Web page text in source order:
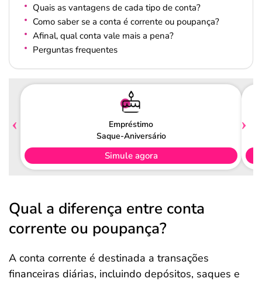
Quais as vantagens de cada tipo de conta?
Como saber se a conta é corrente ou poupança?
Afinal, qual conta vale mais a pena?
Perguntas frequentes
Empréstimo
Saque-Aniversário
Simule agora
Qual a diferença entre conta
corrente ou poupança?
A conta corrente é destinada a transações
financeiras diárias, incluindo depósitos, saques e